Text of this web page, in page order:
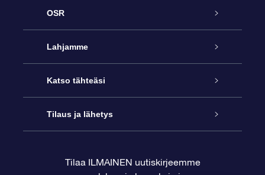
OSR
Palvelu
Ota meihin yhteyttä
Blogi
Lahjamme
Online Star -lahja
OSR-lahjapakkaus
Katso tähteäsi
Star Register
Tilaus ja lähetys
Tilaa ILMAINEN uutiskirjeemme